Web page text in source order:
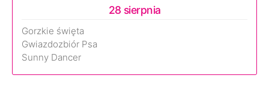
28 sierpnia
Gorzkie święta
Gwiazdozbiór Psa
Sunny Dancer